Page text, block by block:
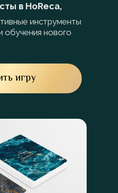
в HoReca,
инструменты
обучения нового
игру